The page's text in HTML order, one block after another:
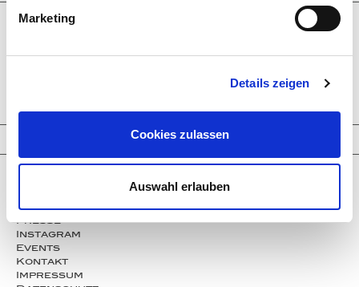
Marketing
Details zeigen
Cookies zulassen
Auswahl erlauben
Neueste Kreationen
Paraiba Tourmaline
Partner
Presse
Instagram
Events
Kontakt
Impressum